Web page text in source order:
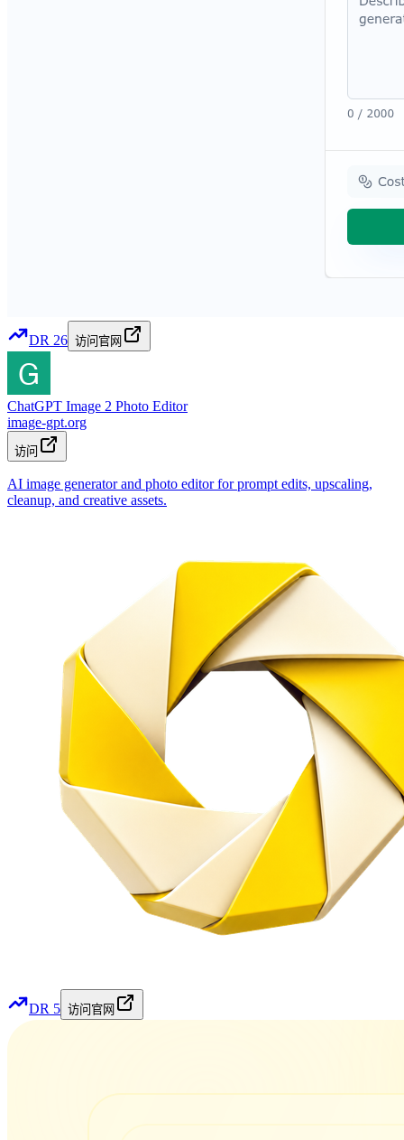
DR 26 访问官网
ChatGPT Image 2 Photo Editor
image-gpt.org
访问
AI image generator and photo editor for prompt edits, upscaling,
cleanup, and creative assets.
DR 5 访问官网